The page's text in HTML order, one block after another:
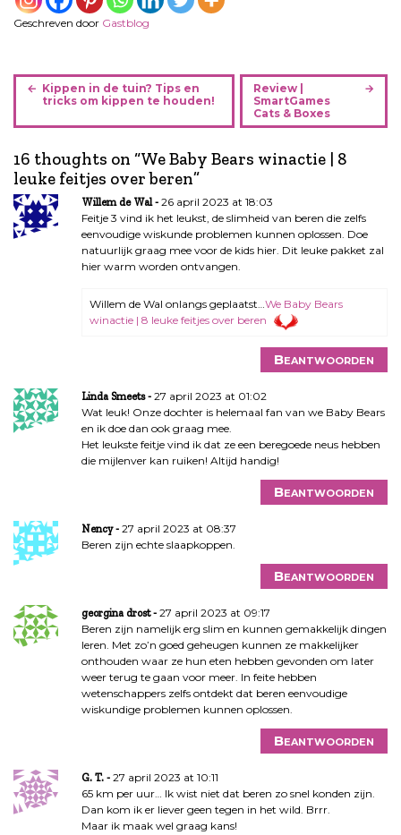
Geschreven door Gastblog
B
r
c
h
t
n
a
Kippen in de tuin? Tips en
tricks om kippen te houden!
Review |
SmartGames
Cats & Boxes
16 thoughts on “We Baby Bears winactie | 8
leuke feitjes over beren”
Willem de Wal
26 april 2023 at 18:03
Feitje 3 vind ik het leukst, de slimheid van beren die zelfs
eenvoudige wiskunde problemen kunnen oplossen. Doe
natuurlijk graag mee voor de kids hier. Dit leuke pakket zal
hier warm worden ontvangen.
Willem de Wal onlangs geplaatst… We Baby Bears
winactie | 8 leuke feitjes over beren
Beantwoorden
Linda Smeets
27 april 2023 at 01:02
Wat leuk! Onze dochter is helemaal fan van we Baby Bears
en ik doe dan ook graag mee.
Het leukste feitje vind ik dat ze een beregoede neus hebben
die mijlenver kan ruiken! Altijd handig!
Beantwoorden
Nency
27 april 2023 at 08:37
Beren zijn echte slaapkoppen.
Beantwoorden
georgina drost
27 april 2023 at 09:17
Beren zijn namelijk erg slim en kunnen gemakkelijk dingen
leren. Met zo’n goed geheugen kunnen ze makkelijker
onthouden waar ze hun eten hebben gevonden om later
weer terug te gaan voor meer. In feite hebben
wetenschappers zelfs ontdekt dat beren eenvoudige
wiskundige problemen kunnen oplossen.
Beantwoorden
G. T.
27 april 2023 at 10:11
65 km per uur… Ik wist niet dat beren zo snel konden zijn.
Dan kom ik er liever geen tegen in het wild. Brrr.
Maar ik maak wel graag kans!